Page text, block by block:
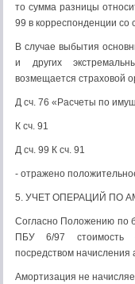
то сумма разницы
99 в корреспонденции со
В случае выбытия
и других
возмещается страховой
Д сч. 76 «Расчеты по
К сч. 91
Д сч. 99 К сч. 91
- отражено
5. УЧЕТ ОПЕРАЦИЙ ПО
Согласно Положению по
ПБУ 6/97 стоимость
посредством начисления
Амортизация не